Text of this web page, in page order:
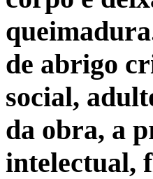
de abrigo
social,
da obra, a
intelectual,